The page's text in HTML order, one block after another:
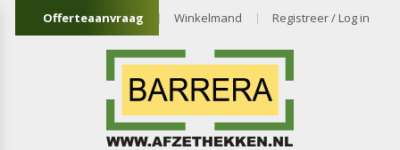
Offerteaanvraag Winkelmand Registreer / Log in